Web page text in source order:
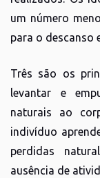
um número
para o descanso
Três são os
levantar e
naturais ao
indivíduo
perdidas
ausência de